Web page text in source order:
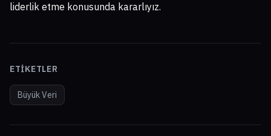
liderlik etme konusunda kararlıyız.
ETIKETLER
Büyük Veri